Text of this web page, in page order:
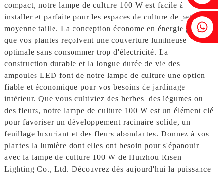
Tobin : +86 18818667168
compact, notre lampe de culture 100 W est facile à
installer et parfaite pour les espaces de culture de petite à
moyenne taille. La conception économe en énergie garantit
que vos plantes reçoivent une couverture lumineuse
optimale sans consommer trop d'électricité. La
construction durable et la longue durée de vie des
ampoules LED font de notre lampe de culture une option
fiable et économique pour vos besoins de jardinage
intérieur. Que vous cultiviez des herbes, des légumes ou
des fleurs, notre lampe de culture 100 W est un élément clé
pour favoriser un développement racinaire solide, un
feuillage luxuriant et des fleurs abondantes. Donnez à vos
plantes la lumière dont elles ont besoin pour s'épanouir
avec la lampe de culture 100 W de Huizhou Risen
Lighting Co., Ltd. Découvrez dès aujourd'hui la puissance